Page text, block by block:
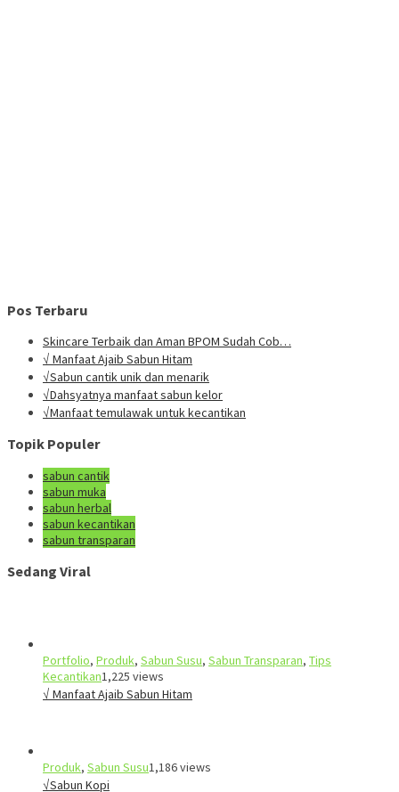
Pos Terbaru
Skincare Terbaik dan Aman BPOM Sudah Cob…
√ Manfaat Ajaib Sabun Hitam
√Sabun cantik unik dan menarik
√Dahsyatnya manfaat sabun kelor
√Manfaat temulawak untuk kecantikan
Topik Populer
sabun cantik
sabun muka
sabun herbal
sabun kecantikan
sabun transparan
Sedang Viral
Portfolio, Produk, Sabun Susu, Sabun Transparan, Tips
Kecantikan1,225 views
√ Manfaat Ajaib Sabun Hitam
Produk, Sabun Susu1,186 views
√Sabun Kopi